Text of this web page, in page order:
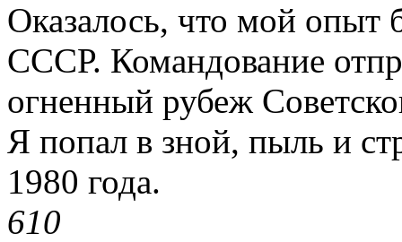
Оказалось, что мой опыт
СССР. Командование
огненный рубеж
Я попал в зной, пыль и
1980 года.
610